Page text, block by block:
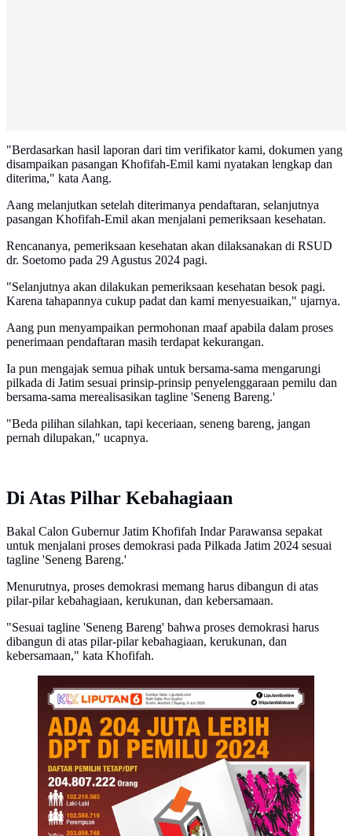
"Berdasarkan hasil laporan dari tim verifikator kami, dokumen yang
disampaikan pasangan Khofifah-Emil kami nyatakan lengkap dan
diterima," kata Aang.
Aang melanjutkan setelah diterimanya pendaftaran, selanjutnya
pasangan Khofifah-Emil akan menjalani pemeriksaan kesehatan.
Rencananya, pemeriksaan kesehatan akan dilaksanakan di RSUD
dr. Soetomo pada 29 Agustus 2024 pagi.
"Selanjutnya akan dilakukan pemeriksaan kesehatan besok pagi.
Karena tahapannya cukup padat dan kami menyesuaikan," ujarnya.
Aang pun menyampaikan permohonan maaf apabila dalam proses
penerimaan pendaftaran masih terdapat kekurangan.
Ia pun mengajak semua pihak untuk bersama-sama mengarungi
pilkada di Jatim sesuai prinsip-prinsip penyelenggaraan pemilu dan
bersama-sama merealisasikan tagline 'Seneng Bareng.'
"Beda pilihan silahkan, tapi keceriaan, seneng bareng, jangan
pernah dilupakan," ucapnya.
Di Atas Pilhar Kebahagiaan
Bakal Calon Gubernur Jatim Khofifah Indar Parawansa sepakat
untuk menjalani proses demokrasi pada Pilkada Jatim 2024 sesuai
tagline 'Seneng Bareng.'
Menurutnya, proses demokrasi memang harus dibangun di atas
pilar-pilar kebahagiaan, kerukunan, dan kebersamaan.
"Sesuai tagline 'Seneng Bareng' bahwa proses demokrasi harus
dibangun di atas pilar-pilar kebahagiaan, kerukunan, dan
kebersamaan," kata Khofifah.
Infografis Ada 204 Juta Lebih DPT di Pemilu 2024.
(Liputan6.com/Abdillah)